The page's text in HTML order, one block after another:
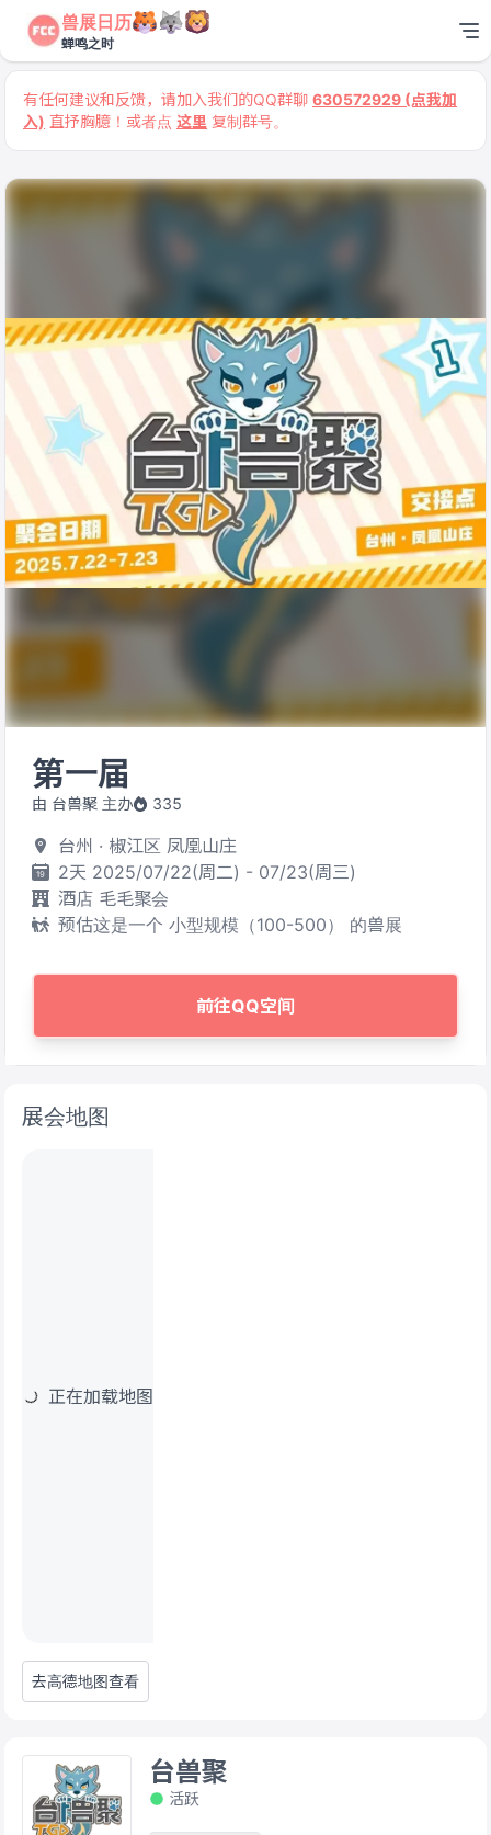
兽展日历
蝉鸣之时
有任何建议和反馈，请加入我们的QQ群聊 630572929 (点我加
入) 直抒胸臆！或者点 这里 复制群号。
第一届
由 台兽聚 主办 335
台州 · 椒江区 凤凰山庄
2天 2025/07/22(周二) - 07/23(周三)
酒店 毛毛聚会
预估这是一个 小型规模（100-500） 的兽展
前往QQ空间
展会地图
正在加载地图
去高德地图查看
台兽聚
活跃